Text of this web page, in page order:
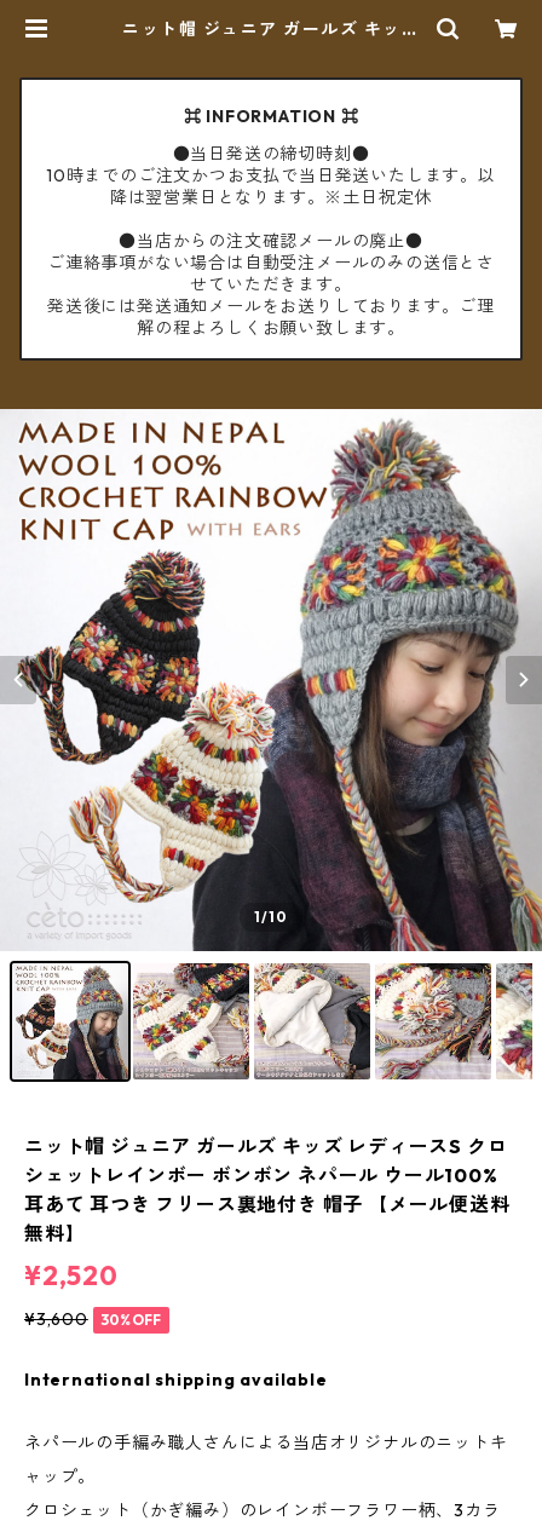
ニット帽 ジュニア ガールズ キッズ
耳あて 耳つき フリース裏地付き 帽
子 【メール便送料無料】 | cèto
（チェト）
⌘ INFORMATION ⌘
●当日発送の締切時刻●
10時までのご注文かつお支払で当日発送いたします。以
降は翌営業日となります。※土日祝定休
●当店からの注文確認メールの廃止●
ご連絡事項がない場合は自動受注メールのみの送信とさ
せていただきます。
発送後には発送通知メールをお送りしております。ご理
解の程よろしくお願い致します。
1/10
ニット帽 ジュニア ガールズ キッズ レディースS クロ
シェットレインボー ボンボン ネパール ウール100%
耳あて 耳つき フリース裏地付き 帽子 【メール便送料
無料】
¥2,520
¥3,600 30%OFF
International shipping available
ネパールの手編み職人さんによる当店オリジナルのニットキ
ャップ。
クロシェット（かぎ編み）のレインボーフラワー柄、3カラ